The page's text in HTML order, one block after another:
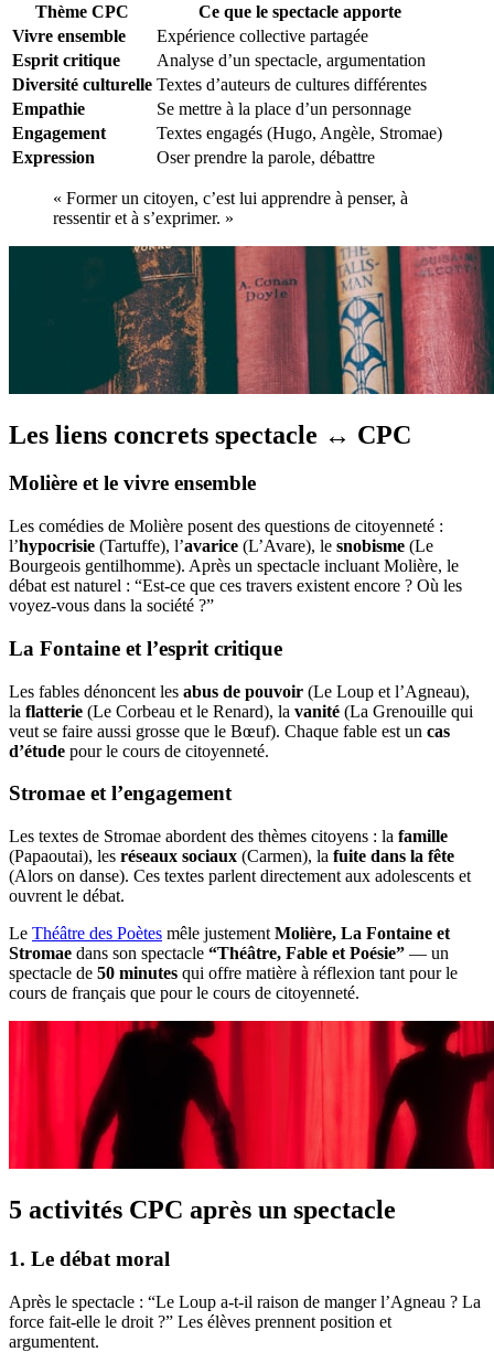
Thème CPC
Ce que le spectacle apporte
Vivre ensemble
Expérience collective partagée
Esprit critique
Analyse d’un spectacle, argumentation
Diversité culturelle Textes d’auteurs de cultures différentes
Empathie
Se mettre à la place d’un personnage
Engagement
Textes engagés (Hugo, Angèle, Stromae)
Expression
Oser prendre la parole, débattre
« Former un citoyen, c’est lui apprendre à penser, à
ressentir et à s’exprimer. »
Les liens concrets spectacle ↔ CPC
Molière et le vivre ensemble
Les comédies de Molière posent des questions de citoyenneté :
l’hypocrisie (Tartuffe), l’avarice (L’Avare), le snobisme (Le
Bourgeois gentilhomme). Après un spectacle incluant Molière, le
débat est naturel : “Est-ce que ces travers existent encore ? Où les
voyez-vous dans la société ?”
La Fontaine et l’esprit critique
Les fables dénoncent les abus de pouvoir (Le Loup et l’Agneau),
la flatterie (Le Corbeau et le Renard), la vanité (La Grenouille qui
veut se faire aussi grosse que le Bœuf). Chaque fable est un cas
d’étude pour le cours de citoyenneté.
Stromae et l’engagement
Les textes de Stromae abordent des thèmes citoyens : la famille
(Papaoutai), les réseaux sociaux (Carmen), la fuite dans la fête
(Alors on danse). Ces textes parlent directement aux adolescents et
ouvrent le débat.
Le Théâtre des Poètes mêle justement Molière, La Fontaine et
Stromae dans son spectacle “Théâtre, Fable et Poésie” — un
spectacle de 50 minutes qui offre matière à réflexion tant pour le
cours de français que pour le cours de citoyenneté.
5 activités CPC après un spectacle
1. Le débat moral
Après le spectacle : “Le Loup a-t-il raison de manger l’Agneau ? La
force fait-elle le droit ?” Les élèves prennent position et
argumentent.